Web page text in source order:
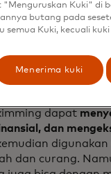
dapat
dan
dan curang.
"Menguruskan Kuki" di
butang pada
semua Kuki, kecuali
Menerima kuki